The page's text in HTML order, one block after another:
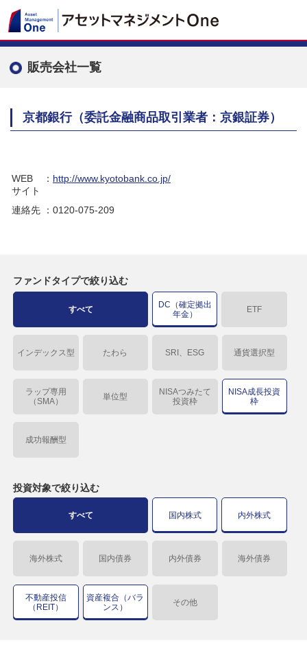
販売会社一覧
京都銀行（委託金融商品取引業者：京銀証券）
WEB
サイト
： http://www.kyotobank.co.jp/
連絡先 ：0120-075-209
ファンドタイプで絞り込む
すべて
DC（確定拠出
年金）
ETF
インデックス型 たわら SRI、ESG 通貨選択型
ラップ専用
（SMA）
単位型
NISAつみたて
投資枠
NISA成長投資
枠
成功報酬型
投資対象で絞り込む
すべて 国内株式 内外株式
海外株式 国内債券 内外債券 海外債券
不動産投信
（REIT）
資産複合（バラ
ンス）
その他